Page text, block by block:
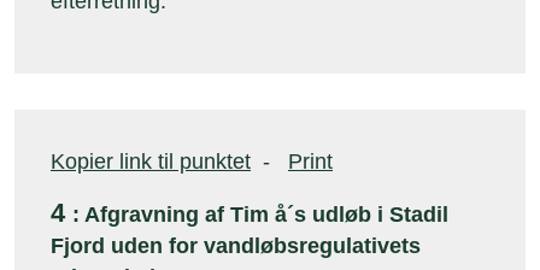
Kopier link til punktet - Print
4 : Afgravning af Tim å´s udløb i Stadil
Fjord uden for vandløbsregulativets